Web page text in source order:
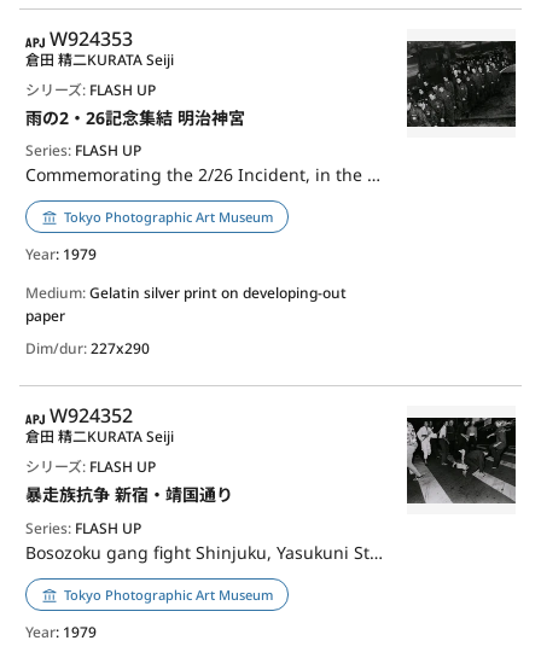
APJ
W924353
雨の2・26記念集結 明治神宮
シリーズ: FLASH UP
Commemorating the 2/26 Incident, in the rain Meiji Jingu
Series: FLASH UP
倉田 精二KURATA Seiji
Tokyo Photographic Art Museum
Year: 1979
Medium:Gelatin silver print on developing-out
paper
Dim/dur:227x290
APJ
W924352
暴走族抗争 新宿・靖国通り
シリーズ: FLASH UP
Bosozoku gang fight Shinjuku, Yasukuni Street
Series: FLASH UP
倉田 精二KURATA Seiji
Tokyo Photographic Art Museum
Year: 1979